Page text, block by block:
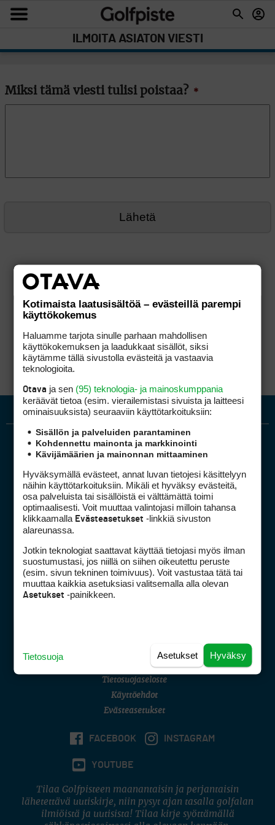
ILMOITA ASIATON VIESTI
Miksi tämä viesti tulisi poistaa? *
Golfpiste mediakortti
Golfpisteen yhteystiedot
DSA avoimuusraportti
Asiakaspalvelu
(digi) digi@otavamedia.fi
Tietosuojaseloste
Käyttöehdot
Evästeasetukset
FACEBOOK INSTAGRAM
YOUTUBE
Tilaa Golfpisteen maanantaisin ja perjantaisin
lähetettävä uutiskirje, niin pysyt ajan tasalla golfalan
ilmiöistä ja uutisista! Tilaa kirje syöttämällä
Kotimaista laatusisältöä – evästeillä parempi
käyttökokemus
Haluamme tarjota sinulle parhaan mahdollisen
käyttökokemuksen ja laadukkaat sisällöt, siksi
käytämme tällä sivustolla evästeitä ja vastaavia
teknologioita.
Otava ja sen (95) teknologia- ja mainoskumppania
keräävät tietoa (esim. vierailemis­tasi sivuista ja laitteesi
ominaisuuk­sista) seuraaviin käyttötarkoituksiin:
Sisällön ja palveluiden parantaminen
Kohdennettu mainonta ja markkinointi
Kävijämäärien ja mainonnan mittaaminen
Hyväksymällä evästeet, annat luvan tietojesi käsittelyyn
näihin käyttötarkoituksiin. Mikäli et hyväksy evästeitä,
osa palveluista tai sisällöistä ei välttämättä toimi
optimaalisesti. Voit muuttaa valintojasi milloin tahansa
klikkaamalla Evästeasetukset -linkkiä sivuston
alareunassa.
Jotkin teknologiat saattavat käyttää tietojasi myös ilman
suostumustasi, jos niillä on siihen oikeutettu peruste
(esim. sivun tekninen toimivuus). Voit vastustaa tätä tai
muuttaa kaikkia asetuksiasi valitsemalla alla olevan
Asetukset -painikkeen.
Hyväksy
Asetukset
Tietosuoja